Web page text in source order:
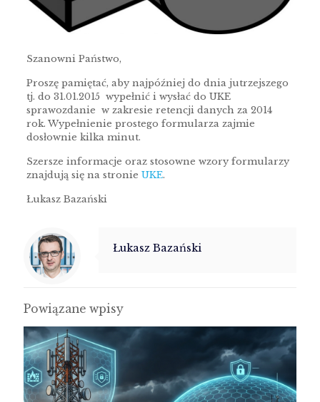
Szanowni Państwo,
Proszę pamiętać, aby najpóźniej do dnia jutrzejszego
tj. do 31.01.2015 wypełnić i wysłać do UKE
sprawozdanie w zakresie retencji danych za 2014
rok. Wypełnienie prostego formularza zajmie
dosłownie kilka minut.
Szersze informacje oraz stosowne wzory formularzy
znajdują się na stronie UKE.
Łukasz Bazański
Łukasz Bazański
Powiązane wpisy